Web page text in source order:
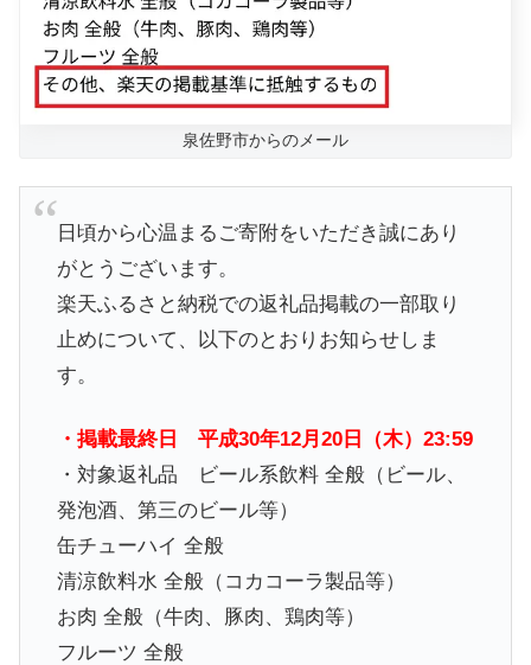
泉佐野市からのメール
日頃から心温まるご寄附をいただき誠にあり
がとうございます。
楽天ふるさと納税での返礼品掲載の一部取り
止めについて、以下のとおりお知らせしま
す。
・掲載最終日 平成30年12月20日（木）23:59
・対象返礼品 ビール系飲料 全般（ビール、
発泡酒、第三のビール等）
缶チューハイ 全般
清涼飲料水 全般（コカコーラ製品等）
お肉 全般（牛肉、豚肉、鶏肉等）
フルーツ 全般